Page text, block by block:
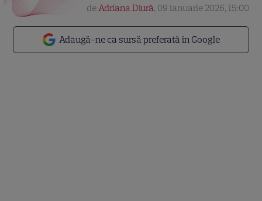
Adaugă-ne ca sursă preferată în Google
deAdriana Diură, 09 ianuarie 2026, 15:00